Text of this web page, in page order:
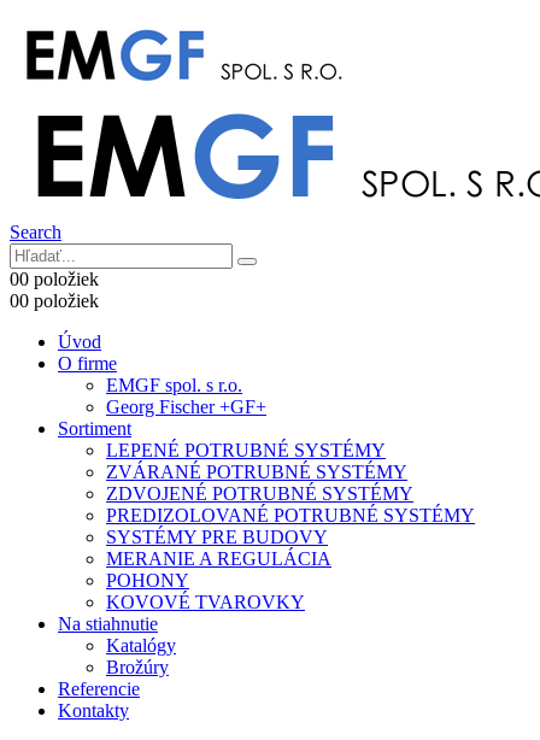
Search
00 položiek
00 položiek
Úvod
O firme
EMGF spol. s r.o.
Georg Fischer +GF+
Sortiment
LEPENÉ POTRUBNÉ SYSTÉMY
ZVÁRANÉ POTRUBNÉ SYSTÉMY
ZDVOJENÉ POTRUBNÉ SYSTÉMY
PREDIZOLOVANÉ POTRUBNÉ SYSTÉMY
SYSTÉMY PRE BUDOVY
MERANIE A REGULÁCIA
POHONY
KOVOVÉ TVAROVKY
Na stiahnutie
Katalógy
Brožúry
Referencie
Kontakty